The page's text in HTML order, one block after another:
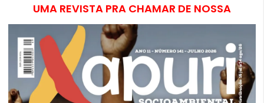
UMA REVISTA PRA CHAMAR DE NOSSA